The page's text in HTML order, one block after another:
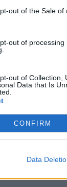
out of the Sale of
out of
out of Collection,
Data that Is
CONFIRM
Data